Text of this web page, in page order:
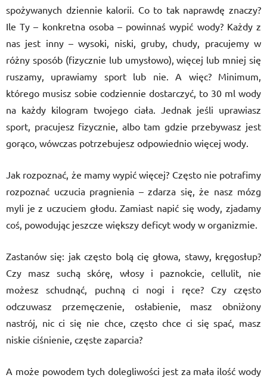
spożywanych dziennie kalorii. Co to tak naprawdę znaczy?
Ile Ty – konkretna osoba – powinnaś wypić wody? Każdy z
nas jest inny – wysoki, niski, gruby, chudy, pracujemy w
różny sposób (fizycznie lub umysłowo), więcej lub mniej się
ruszamy, uprawiamy sport lub nie. A więc? Minimum,
którego musisz sobie codziennie dostarczyć, to 30 ml wody
na każdy kilogram twojego ciała. Jednak jeśli uprawiasz
sport, pracujesz fizycznie, albo tam gdzie przebywasz jest
gorąco, wówczas potrzebujesz odpowiednio więcej wody.
Jak rozpoznać, że mamy wypić więcej? Często nie potrafimy
rozpoznać uczucia pragnienia – zdarza się, że nasz mózg
myli je z uczuciem głodu. Zamiast napić się wody, zjadamy
coś, powodując jeszcze większy deficyt wody w organizmie.
Zastanów się: jak często bolą cię głowa, stawy, kręgosłup?
Czy masz suchą skórę, włosy i paznokcie, cellulit, nie
możesz schudnąć, puchną ci nogi i ręce? Czy często
odczuwasz przemęczenie, osłabienie, masz obniżony
nastrój, nic ci się nie chce, często chce ci się spać, masz
niskie ciśnienie, częste zaparcia?
A może powodem tych dolegliwości jest za mała ilość wody